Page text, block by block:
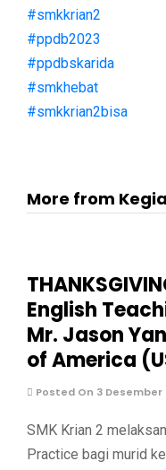
#smkkrian2
#ppdb2023
#ppdbskarida
#smkhebat
#smkkrian2bisa
More from
English
Mr. Jason
of America
Posted On 3 Desember
SMK Krian 2
Practice bagi murid